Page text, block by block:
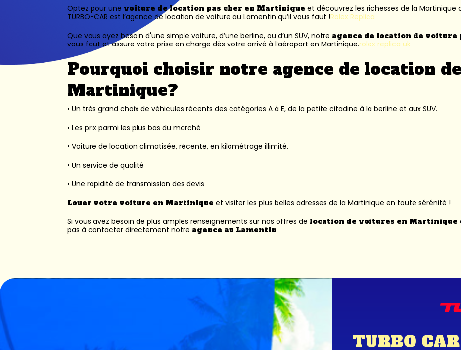
Optez pour une voiture de location pas cher en Martinique et découvrez les richesses de la Martinique
TURBO-CAR est l’agence de location de voiture au Lamentin qu’il vous faut !Rolex Replica
Que vous ayez besoin d'une simple voiture, d’une berline, ou d’un SUV, notre agence de location de
vous faut et assure votre prise en charge dès votre arrivé à l’aéroport en Martinique.rolex replica uk
Pourquoi choisir notre agence de location
Martinique?
• Un très grand choix de véhicules récents des catégories A à E, de la petite citadine à la berline et aux SUV.
• Les prix parmi les plus bas du marché
• Voiture de location climatisée, récente, en kilométrage illimité.
• Un service de qualité
• Une rapidité de transmission des devis
Louer votre voiture en Martinique et visiter les plus belles adresses de la Martinique en toute sérénité !
Si vous avez besoin de plus amples renseignements sur nos offres de location de voitures en Martinique
pas à contacter directement notre agence au Lamentin.
TURBO CAR